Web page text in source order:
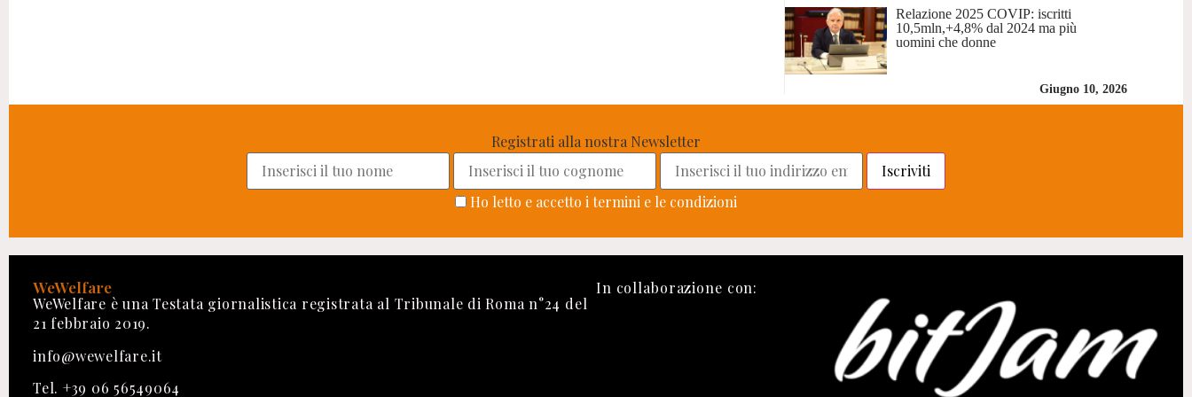
Relazione 2025 COVIP: iscritti
10,5mln,+4,8% dal 2024 ma più
uomini che donne
Giugno 10, 2026
Registrati alla nostra Newsletter
Ho letto e accetto i termini e le condizioni
WeWelfare
WeWelfare è una Testata giornalistica registrata al Tribunale di Roma n°24 del
21 febbraio 2019.
info@wewelfare.it
Tel. +39 06 56549064
In collaborazione con: